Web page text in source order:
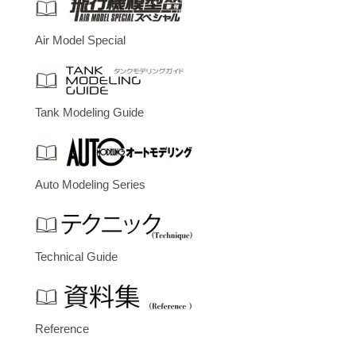
Air Model Special
Tank Modeling Guide
Auto Modeling Series
Technical Guide
Reference